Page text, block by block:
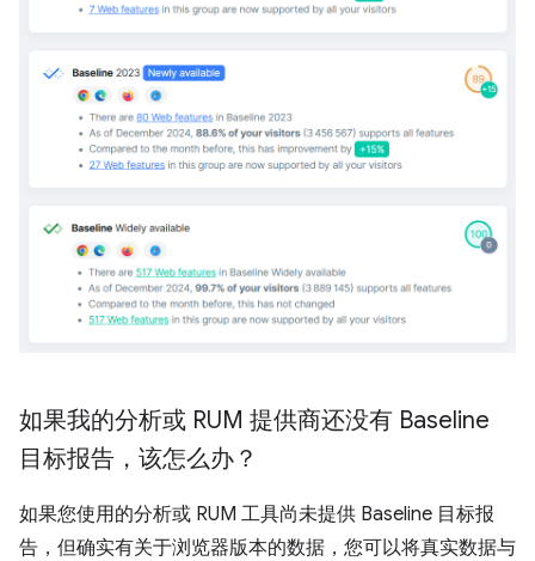
如果我的分析或 RUM 提供商还没有 Baseline
目标报告，该怎么办？
如果您使用的分析或 RUM 工具尚未提供 Baseline 目标报
告，但确实有关于浏览器版本的数据，您可以将真实数据与